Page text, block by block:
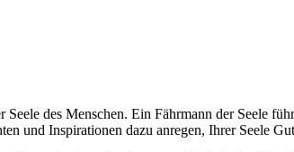
des Menschen. Ein Fährmann der Seele
und Inspirationen dazu anregen, Ihrer Seele